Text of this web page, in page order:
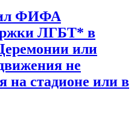
ФИФА
ЛГБТ* в
или
не
на стадионе или в